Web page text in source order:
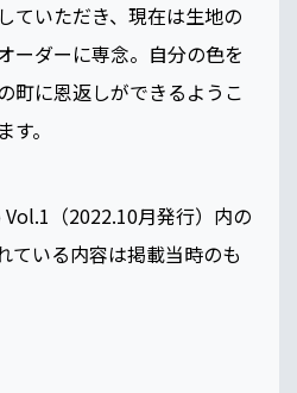
ていただき、現在は生地の
ーダーに専念。自分の色を
町に恩返しができるようこ
。
（2022.10月発行）内の
ている内容は掲載当時のも